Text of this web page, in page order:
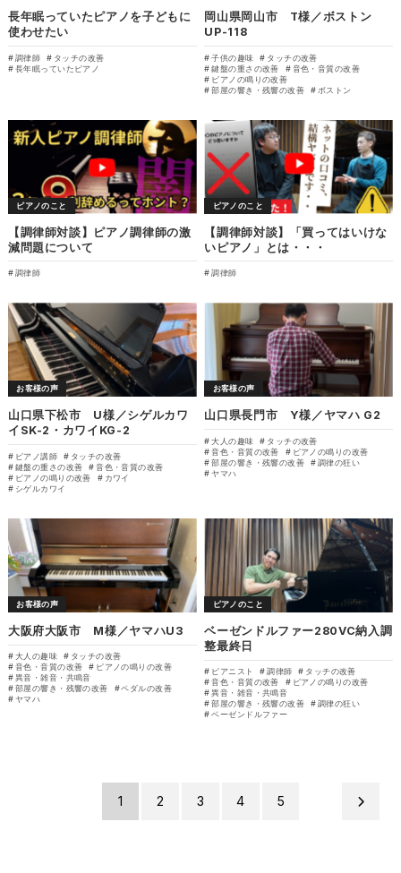
長年眠っていたピアノを子どもに
使わせたい
調律師
タッチの改善
長年眠っていたピアノ
岡山県岡山市 T様／ボストン
UP-118
子供の趣味
タッチの改善
鍵盤の重さの改善
音色・音質の改善
ピアノの鳴りの改善
部屋の響き・残響の改善
ボストン
ピアノのこと
【調律師対談】ピアノ調律師の激
減問題について
調律師
ピアノのこと
【調律師対談】「買ってはいけな
いピアノ」とは・・・
調律師
お客様の声
山口県下松市 U様／シゲルカワ
イSK-2・カワイKG-2
ピアノ講師
タッチの改善
鍵盤の重さの改善
音色・音質の改善
ピアノの鳴りの改善
カワイ
シゲルカワイ
お客様の声
山口県長門市 Y様／ヤマハ G2
大人の趣味
タッチの改善
音色・音質の改善
ピアノの鳴りの改善
部屋の響き・残響の改善
調律の狂い
ヤマハ
お客様の声
大阪府大阪市 M様／ヤマハU3
大人の趣味
タッチの改善
音色・音質の改善
ピアノの鳴りの改善
異音・雑音・共鳴音
部屋の響き・残響の改善
ペダルの改善
ヤマハ
ピアノのこと
ベーゼンドルファー280VC納入調
整最終日
ピアニスト 調律師
タッチの改善
音色・音質の改善
ピアノの鳴りの改善
異音・雑音・共鳴音
部屋の響き・残響の改善
調律の狂い
ベーゼンドルファー
1 2 3 4 5